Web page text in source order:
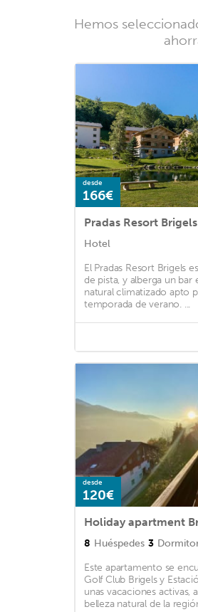
Hemos
desde
166€
Pradas Resort Brigels
Hotel
El Pradas Resort Brigels
de pista, y alberga un
natural climatizado apto
temporada de verano. ...
desde
120€
8 Huéspedes 3
Este apartamento se
Golf Club Brigels y
unas vacaciones activas,
belleza natural de la